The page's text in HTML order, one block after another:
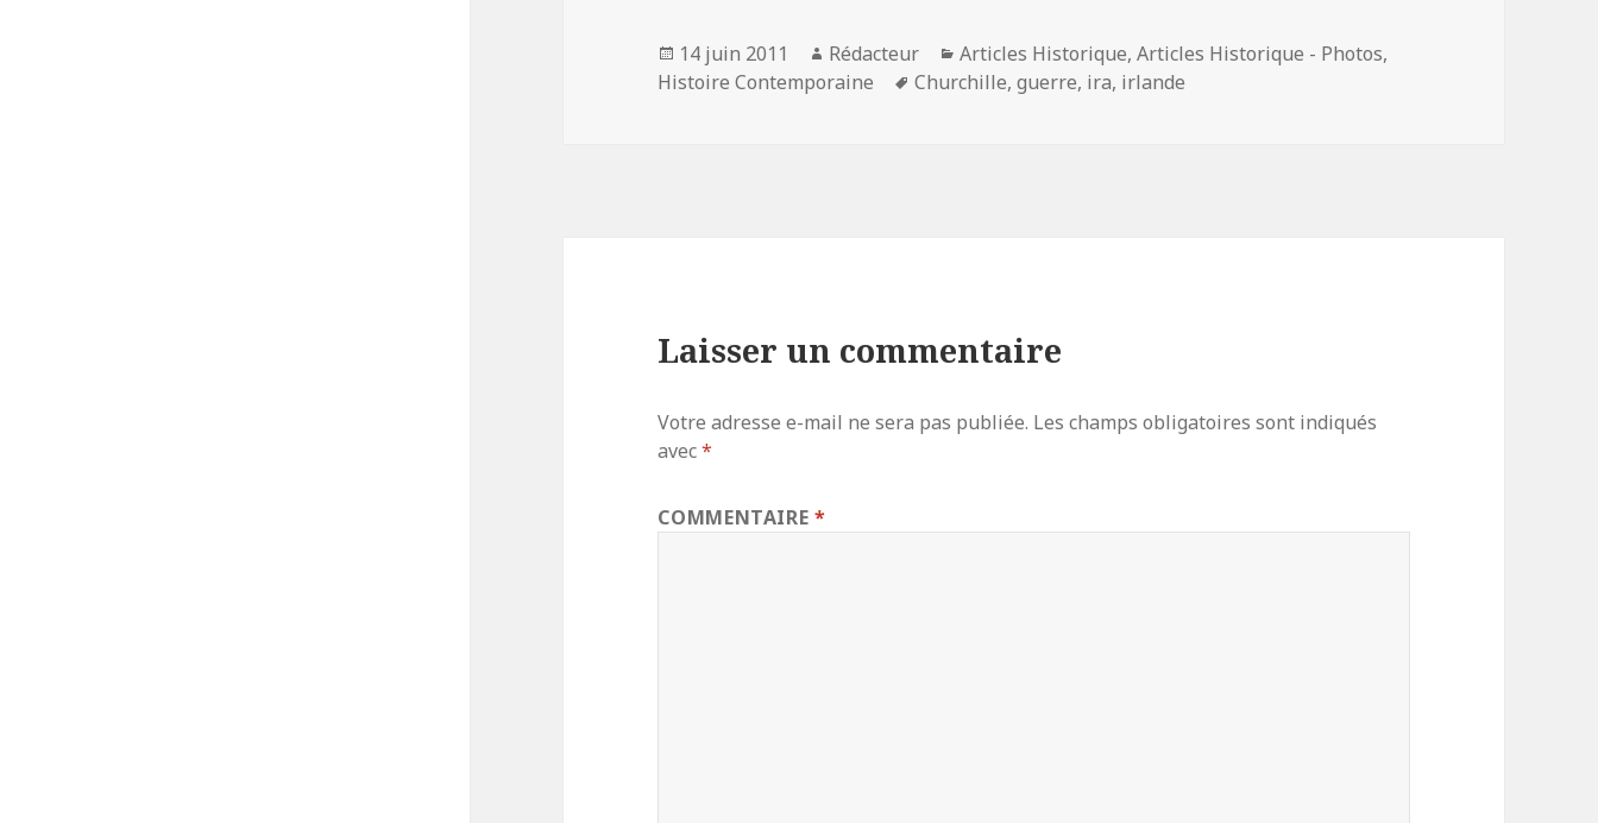
Publié
le
14 juin 2011 Auteur
Rédacteur Catégories
Articles Historique,Articles Historique - Photos,
Histoire Contemporaine
Mots-
Churchille,guerre, ira, irlande
Laisser un commentaire
Votre adresse e-mail ne sera pas publiée. Les champs obligatoires sont indiqués
avec*
COMMENTAIRE*